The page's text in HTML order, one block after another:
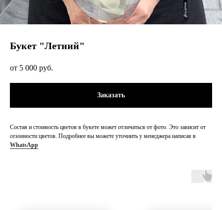
Букет "Летний"
5 000 руб.
Заказать
Состав и стоимость цветов в букете может отличаться от фото. Это зависит от
сезонности цветов. Подробнее вы можете уточнить у менеджера написав в
WhatsApp